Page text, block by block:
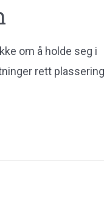
om å holde seg i
rett plassering